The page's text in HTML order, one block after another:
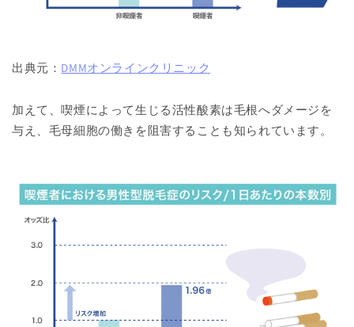
出典元： DMMオンラインクリニック
加えて、喫煙によって生じる活性酸素は毛根へダメージを
与え、毛母細胞の働きを阻害することも知られています。